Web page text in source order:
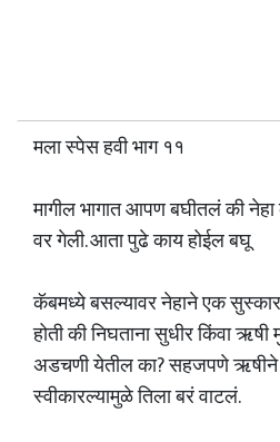
मला स्पेस हवी भाग ११
मागील भागात आपण बघीतलं की
वर गेली. आता पुढे काय होईल बघू
कॅबमध्ये बसल्यावर नेहाने एक
होती की निघताना सुधीर किंवा ऋषी
अडचणी येतील का? सहजपणे
स्वीकारल्यामुळे तिला बरं वाटलं.